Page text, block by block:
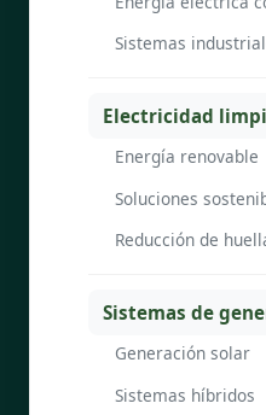
Sistemas
Electricidad
Energía renovable
Soluciones
Reducción de
Sistemas de
Generación solar
Sistemas híbridos